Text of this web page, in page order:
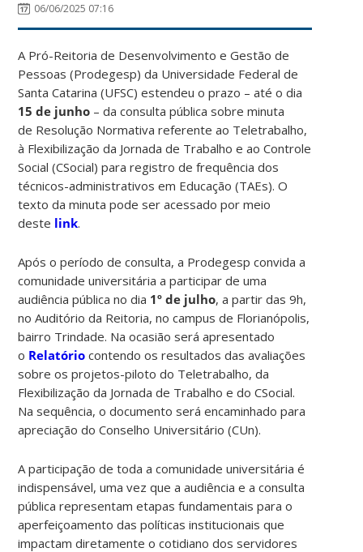
06/06/2025 07:16
A Pró-Reitoria de Desenvolvimento e Gestão de
Pessoas (Prodegesp) da Universidade Federal de
Santa Catarina (UFSC) estendeu o prazo – até o dia
15 de junho – da consulta pública sobre minuta
de Resolução Normativa referente ao Teletrabalho,
à Flexibilização da Jornada de Trabalho e ao Controle
Social (CSocial) para registro de frequência dos
técnicos-administrativos em Educação (TAEs). O
texto da minuta pode ser acessado por meio
deste link.
Após o período de consulta, a Prodegesp convida a
comunidade universitária a participar de uma
audiência pública no dia 1º de julho, a partir das 9h,
no Auditório da Reitoria, no campus de Florianópolis,
bairro Trindade. Na ocasião será apresentado
o Relatório contendo os resultados das avaliações
sobre os projetos-piloto do Teletrabalho, da
Flexibilização da Jornada de Trabalho e do CSocial.
Na sequência, o documento será encaminhado para
apreciação do Conselho Universitário (CUn).
A participação de toda a comunidade universitária é
indispensável, uma vez que a audiência e a consulta
pública representam etapas fundamentais para o
aperfeiçoamento das políticas institucionais que
impactam diretamente o cotidiano dos servidores